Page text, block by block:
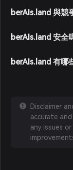
berAIs.land 與競
berAIs.land 安全
berAIs.land 有哪
Disclaimer
accurate
any issues